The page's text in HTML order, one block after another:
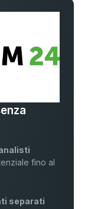
fino al
separati